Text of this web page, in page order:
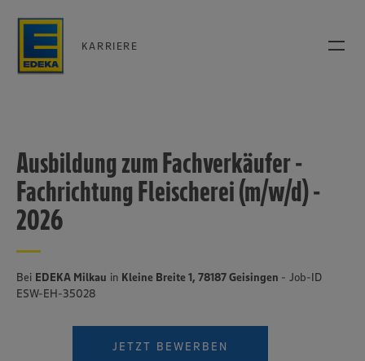
KARRIERE
Ausbildung zum Fachverkäufer -
Fachrichtung Fleischerei (m/w/d) -
2026
Bei EDEKA Milkau in Kleine Breite 1, 78187 Geisingen - Job-ID
ESW-EH-35028
JETZT BEWERBEN